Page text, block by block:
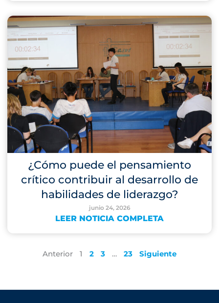
¿Cómo puede el pensamiento
crítico contribuir al desarrollo de
habilidades de liderazgo?
junio 24, 2026
LEER NOTICIA COMPLETA
Anterior 1 2 3 … 23 Siguiente